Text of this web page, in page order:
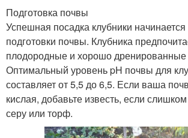
Подготовка почвы
Успешная посадка клубники
подготовки почвы. Клубника
плодородные и хорошо
Оптимальный уровень pH почвы для
составляет от 5,5 до 6,5. Если ваша
кислая, добавьте известь, если
серу или торф.